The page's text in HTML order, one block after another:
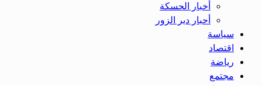
أخبار الحسكة
أحبار دير الزور
سياسة
اقتصاد
رياضة
مجتمع